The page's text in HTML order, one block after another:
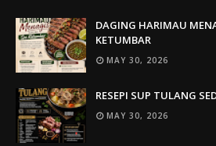
DAGING HARIMAU
KETUMBAR
MAY 30, 2026
RESEPI SUP TULANG
MAY 30, 2026